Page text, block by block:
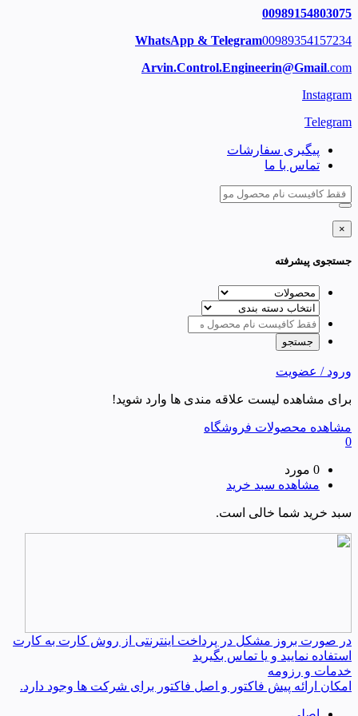
00989154803075
WhatsApp & Telegram00989354157234
Arvin.Control.Engineerin@Gmail.com
Instagram
Telegram
پیگیری سفارشات
تماس با ما
×
جستجوی پیشرفته
ورود / عضویت
برای مشاهده لیست علاقه مندی ها وارد شوید!
مشاهده محصولات فروشگاه
0
0 مورد
مشاهده سبد خرید
سبد خرید شما خالی است.
در صورت بروز مشکل در پرداخت اینترنتی از روش کارت به کارت
استفاده نمایید و یا تماس بگیرید
خدمات و رزومه
امکان ارائه پیش فاکتور و اصل فاکتور برای شرکت ها وجود دارد.